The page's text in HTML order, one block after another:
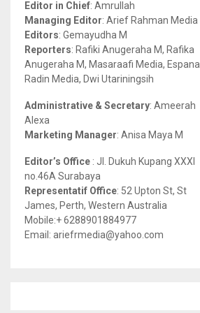
r
:
R
H
Editor in Chief: Amrullah
Managing Editor: Arief Rahman Media
Editors: Gemayudha M
Reporters: Rafiki Anugeraha M, Rafika
Anugeraha M, Masaraafi Media, Espana
Radin Media, Dwi Utariningsih
Administrative & Secretary: Ameerah
Alexa
Marketing Manager: Anisa Maya M
Editor’s Office : Jl. Dukuh Kupang XXXI
no.46A Surabaya
Representatif Office: 52 Upton St, St
James, Perth, Western Australia
Mobile:+ 6288901884977
Email: ariefrmedia@yahoo.com